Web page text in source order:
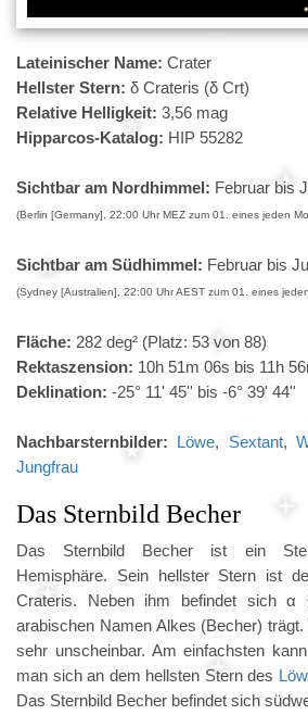
Lateinischer Name: Crater
Hellster Stern: δ Crateris (δ Crt)
Relative Helligkeit: 3,56 mag
Hipparcos-Katalog: HIP 55282
Sichtbar am Nordhimmel: Februar bis
(Berlin [Germany], 22:00 Uhr MEZ zum 01. eines jeden
Sichtbar am Südhimmel: Februar bis
(Sydney [Australien], 22:00 Uhr AEST zum 01. eines
Fläche: 282 deg² (Platz: 53 von 88)
Rektaszension: 10h 51m 06s bis 11h
Deklination: -25° 11' 45'' bis -6° 39' 44''
Nachbarsternbilder: Löwe, Sextant,
Jungfrau
Das Sternbild Becher
Das Sternbild Becher ist ein
Hemisphäre. Sein hellster Stern ist
Crateris. Neben ihm befindet sich α
arabischen Namen Alkes (Becher)
sehr unscheinbar. Am einfachsten
man sich an dem hellsten Stern des
Das Sternbild Becher befindet sich